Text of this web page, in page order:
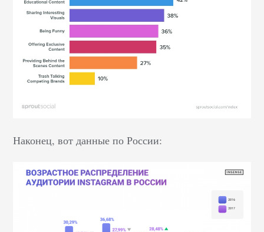
Наконец, вот данные по России: